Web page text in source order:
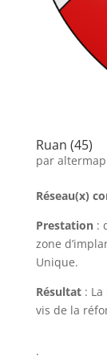
Ruan (45)
par altermap
Réseau(x)
Prestation:
zone
Unique.
Résultat: La
vis de la
.